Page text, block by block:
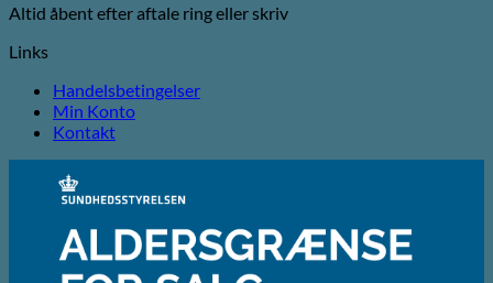
Altid åbent efter aftale ring eller skriv
Links
Handelsbetingelser
Min Konto
Kontakt